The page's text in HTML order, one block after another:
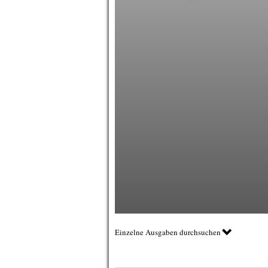
Einzelne Ausgaben durchsuchen